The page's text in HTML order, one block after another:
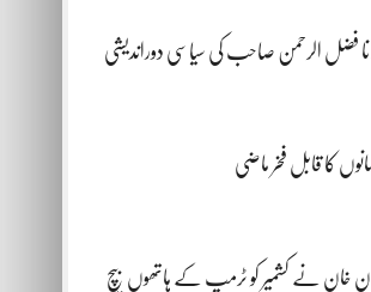
فضل الرحمن صاحب کی سیاسی دوراندیشی
کا قابل فخر ماضی
خان نے کشمیر کو ٹرمپ کے ہاتھوں بیچ